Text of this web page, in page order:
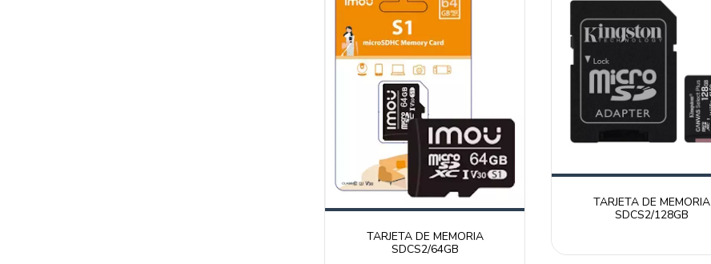
TARJETA DE MEMORIA
SDCS2/64GB
TARJETA DE MEMORIA
SDCS2/128GB